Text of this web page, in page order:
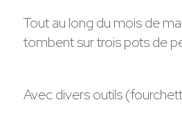
Tout au long du mois de
tombent sur trois pots de
Avec divers outils